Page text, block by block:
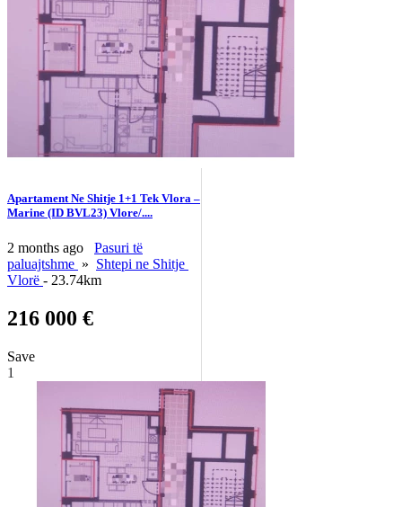
Apartament Ne Shitje 1+1 Tek Vlora –
Marine (ID BVL23) Vlore/....
2 months ago
Pasuri të
paluajtshme » Shtepi ne Shitje
Vlorë - 23.74km
216 000 €
Save
1